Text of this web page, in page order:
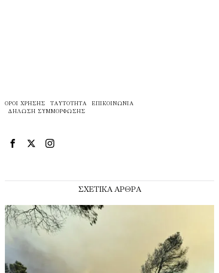
ΌΡΟΙ ΧΡΉΣΗΣ ΤΑΥΤΌΤΗΤΑ
ΕΠΙΚΟΙΝΩΝΊΑ
ΔΉΛΩΣΗ ΣΥΜΜΌΡΦΩΣΗΣ
ΣΧΕΤΙΚΑ ΑΡΘΡΑ